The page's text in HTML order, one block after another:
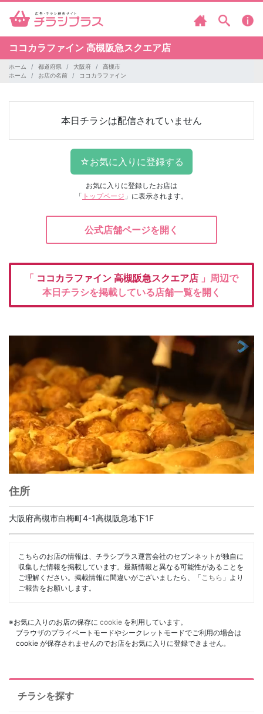
ココカラファイン 高槻阪急スクエア店
ホーム 都道府県 大阪府
高槻市
ホーム
お店の名前 ココカラファイン
本日チラシは配信されていません
お気に入りに登録したお店は
「 トップページ 」に表示されます。
公式店舗ページを開く
「 ココカラファイン 高槻阪急スクエア店 」周辺で
本日チラシを掲載している店舗一覧を開く
住所
大阪府高槻市白梅町4-1高槻阪急地下1F
こちらのお店の情報は、チラシプラス運営会社のセブンネットが独自に
収集した情報を掲載しています。最新情報と異なる可能性があることを
ご理解ください。掲載情報に間違いがございましたら、「 こちら 」より
ご報告をお願いします。
※お気に入りのお店の保存に cookie を利用しています。
ブラウザのプライベートモードやシークレットモードでご利用の場合は
cookie が保存されませんのでお店をお気に入りに登録できません。
チラシを探す